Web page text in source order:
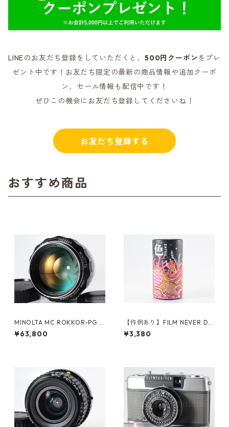
LINEのお友だち登録をしていただくと、500円クーポンをプレ
ゼント中です！お友だち限定の最新の商品情報や追加クーポ
ン、セール情報も配信中です！
ぜひこの機会にお友だち登録してくださいね！
お友だち登録する
おすすめ商品
MINOLTA MC ROKKOR-PG 5
8mm F1.2 整備済ミノルタ（61
200）
¥63,800
【作例あり】FILM NEVER DIE
ZATSU 400 35mmカラーネガ
フィルム 36枚撮り (K054)
¥3,380